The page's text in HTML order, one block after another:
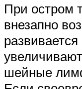
При остром
внезапно
шейные